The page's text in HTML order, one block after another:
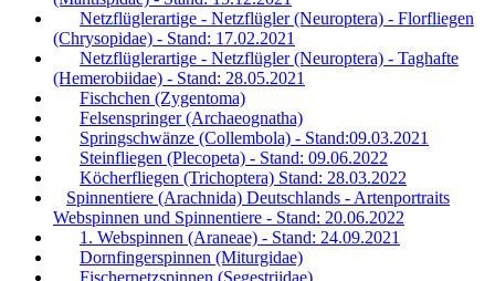
Netzflüglerartige - Netzflügler (Neuroptera) - Florfliegen
(Chrysopidae) - Stand: 17.02.2021
Netzflüglerartige - Netzflügler (Neuroptera) - Taghafte
(Hemerobiidae) - Stand: 28.05.2021
Fischchen (Zygentoma)
Felsenspringer (Archaeognatha)
Springschwänze (Collembola) - Stand:09.03.2021
Steinfliegen (Plecopeta) - Stand: 09.06.2022
Köcherfliegen (Trichoptera) Stand: 28.03.2022
Spinnentiere (Arachnida) Deutschlands - Artenportraits
Webspinnen und Spinnentiere - Stand: 20.06.2022
1. Webspinnen (Araneae) - Stand: 24.09.2021
Dornfingerspinnen (Miturgidae)
Fischernetzspinnen (Segestriidae)